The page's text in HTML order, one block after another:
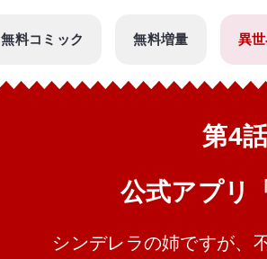
無料コミック 無料増量 異
第4
公式アプリ
シンデレラの姉ですが、